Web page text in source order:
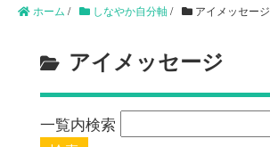
ホーム / しなやか自分軸 / アイメッセージ
アイメッセージ
一覧内検索